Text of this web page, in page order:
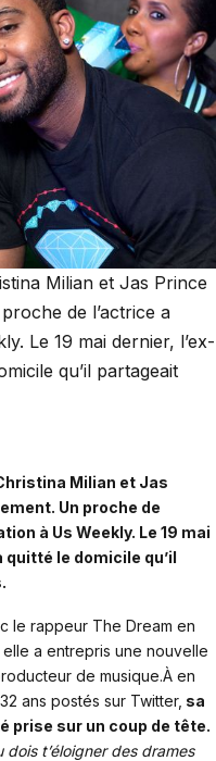
Milian et Jas Prince
de l’actrice a
Le 19 mai dernier, l’ex-
qu’il partageait
Milian et Jas
Un proche de
à Us Weekly. Le 19 mai
quitté le domicile qu’il
le rappeur The Dream en
a entrepris une nouvelle
de musique.À en
ans postés sur Twitter, sa
prise sur un coup de tête.
t’éloigner des drames